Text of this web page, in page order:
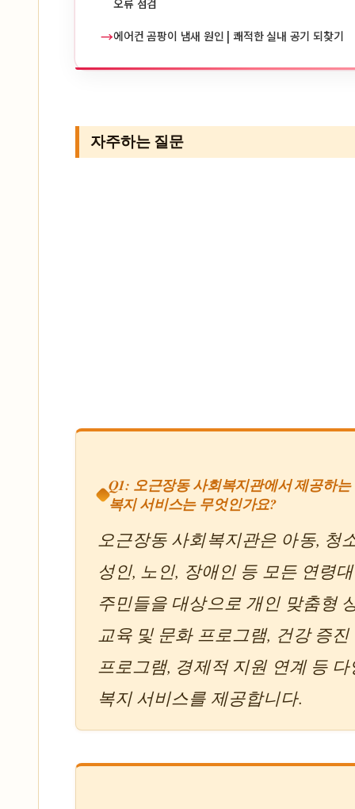
오류 점검
→에어컨 곰팡이 냄새 원인 | 쾌적한 실내 공기 되찾기
자주하는 질문
Q1: 오근장동 사회복지관에서 제공하는
복지 서비스는 무엇인가요?
오근장동 사회복지관은 아동, 청
성인, 노인, 장애인 등 모든 연령
주민들을 대상으로 개인 맞춤형
교육 및 문화 프로그램, 건강 증진
프로그램, 경제적 지원 연계 등
복지 서비스를 제공합니다.